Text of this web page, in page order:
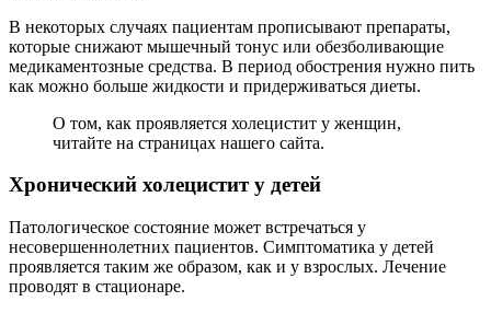
В некоторых случаях пациентам прописывают препараты,
которые снижают мышечный тонус или обезболивающие
медикаментозные средства. В период обострения нужно пить
как можно больше жидкости и придерживаться диеты.
О том, как проявляется холецистит у женщин,
читайте на страницах нашего сайта.
Хронический холецистит у детей
Патологическое состояние может встречаться у
несовершеннолетних пациентов. Симптоматика у детей
проявляется таким же образом, как и у взрослых. Лечение
проводят в стационаре.